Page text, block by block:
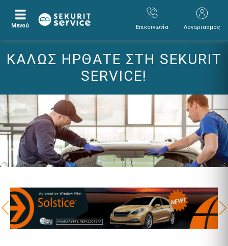
περιεχόμενο
μενού
Μενού Λογαριασμός
Επικοινωνία
ΚΑΛΏΣ ΉΡΘΑΤΕ ΣΤΗ SEKURIT
SERVICE!